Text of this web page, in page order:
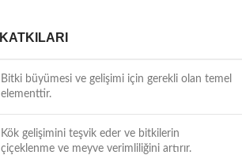
KATKILARI
Bitki büyümesi ve gelişimi için gerekli olan temel
elementtir.
Kök gelişimini teşvik eder ve bitkilerin
çiçeklenme ve meyve verimliliğini artırır.